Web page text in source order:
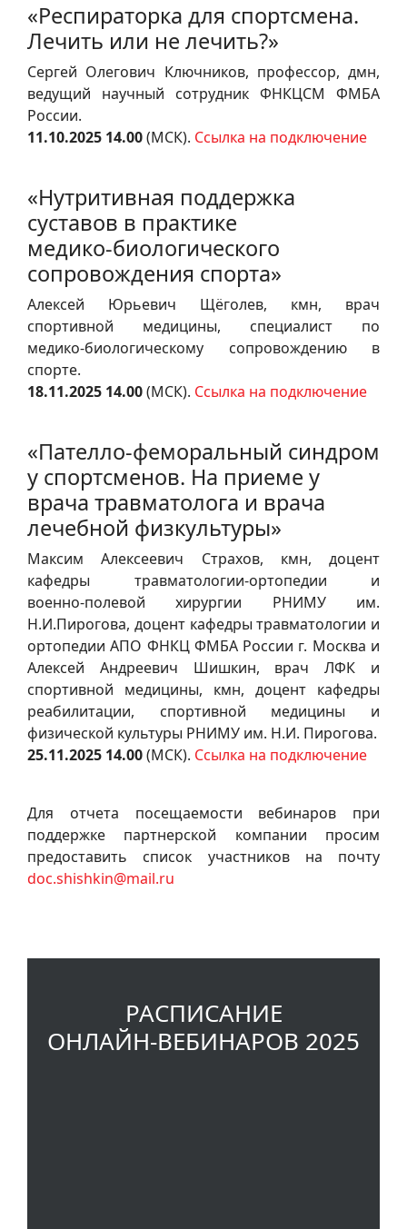
«Респираторка для спортсмена.
Лечить или не лечить?»
Сергей Олегович Ключников, профессор, дмн,
ведущий научный сотрудник ФНКЦСМ ФМБА
России.
11.10.2025 14.00(МСК). Ссылка на подключение
«Нутритивная поддержка
суставов в практике
медико‑биологического
сопровождения спорта»
Алексей Юрьевич Щёголев, кмн, врач
спортивной медицины, специалист по
медико‑биологическому сопровождению в
спорте.
18.11.2025 14.00(МСК). Ссылка на подключение
«Пателло‑феморальный синдром
у спортсменов. На приеме у
врача травматолога и врача
лечебной физкультуры»
Максим Алексеевич Страхов, кмн, доцент
кафедры травматологии‑ортопедии и
военно‑полевой хирургии РНИМУ им.
Н.И.Пирогова, доцент кафедры травматологии и
ортопедии АПО ФНКЦ ФМБА России г. Москва и
Алексей Андреевич Шишкин, врач ЛФК и
спортивной медицины, кмн, доцент кафедры
реабилитации, спортивной медицины и
физической культуры РНИМУ им. Н.И. Пирогова.
25.11.2025 14.00(МСК). Ссылка на подключение
Для отчета посещаемости вебинаров при
поддержке партнерской компании просим
предоставить список участников на почту
doc.shishkin@mail.ru
РАСПИСАНИЕ
ОНЛАЙН‑ВЕБИНАРОВ 2025